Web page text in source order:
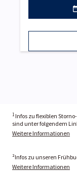
1 Infos zu flexiblen
sind unter folgendem
Weitere Informationen
²Infos zu unseren
Weitere Informationen